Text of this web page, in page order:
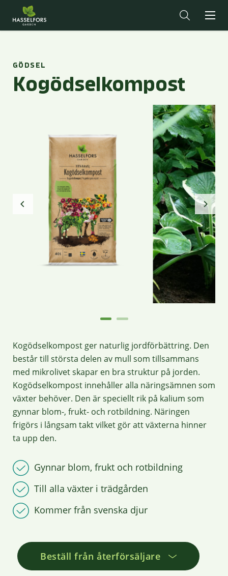
GÖDSEL
Kogödselkompost
Kogödselkompost ger naturlig jordförbättring. Den
består till största delen av mull som tillsammans
med mikrolivet skapar en bra struktur på jorden.
Kogödselkompost innehåller alla näringsämnen som
växter behöver. Den är speciellt rik på kalium som
gynnar blom-, frukt- och rotbildning. Näringen
frigörs i långsam takt vilket gör att växterna hinner
ta upp den.
Gynnar blom, frukt och rotbildning
Till alla växter i trädgården
Kommer från svenska djur
Beställ från återförsäljare